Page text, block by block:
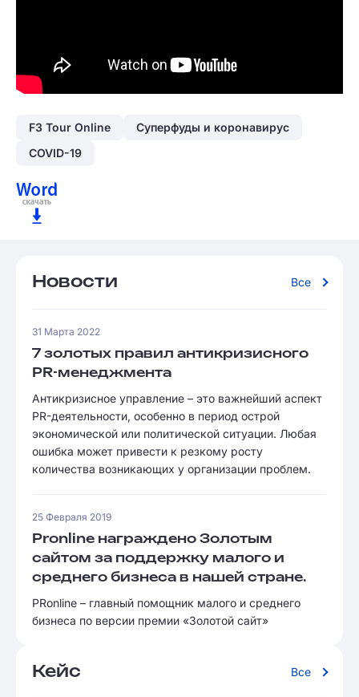
F3 Tour Online
Суперфуды и коронавирус
COVID-19
Новости Все
31 Марта 2022
7 золотых правил антикризисного
PR-менеджмента
Антикризисное управление – это важнейший аспект
PR-деятельности, особенно в период острой
экономической или политической ситуации. Любая
ошибка может привести к резкому росту
количества возникающих у организации проблем.
25 Февраля 2019
Pronline награждено Золотым
сайтом за поддержку малого и
среднего бизнеса в нашей стране.
PRonline – главный помощник малого и среднего
бизнеса по версии премии «Золотой сайт»
Кейс Все